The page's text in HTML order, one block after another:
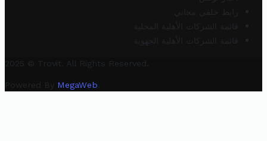
رابط خلفي مجاني
قائمة الشركات الأهلية المحلية
قائمة الشركات الأهلية الجهوية
2025 © Trovit. All Rights Reserved.
Powered By MegaWeb